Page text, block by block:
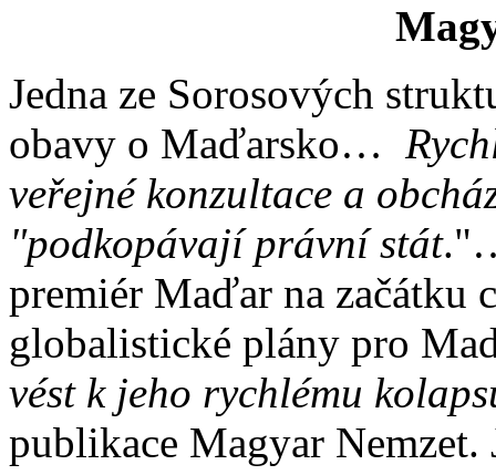
Jedna ze Sorosových
obavy o Maďarsko…
veřejné konzultace a
"podkopávají právní stát
premiér Maďar na začátku
globalistické plány pro
vést k jeho rychlému
publikace Magyar Nemzet.